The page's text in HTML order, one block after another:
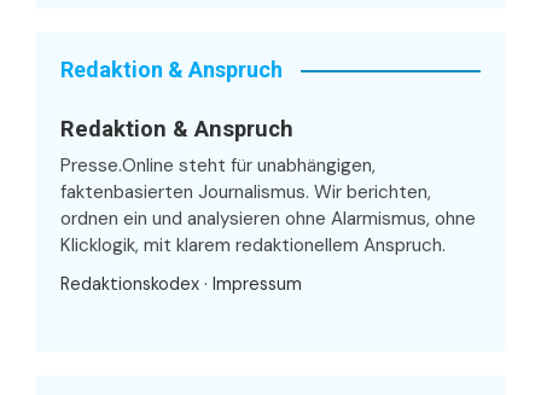
Redaktion & Anspruch
Redaktion & Anspruch
Presse.Online steht für unabhängigen,
faktenbasierten Journalismus. Wir berichten,
ordnen ein und analysieren ohne Alarmismus, ohne
Klicklogik, mit klarem redaktionellem Anspruch.
Redaktionskodex · Impressum